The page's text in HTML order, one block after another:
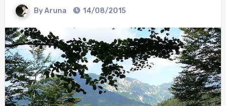
ByAruna 14/08/2015